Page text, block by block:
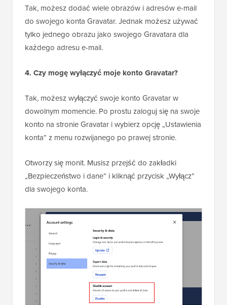
Tak, możesz dodać wiele obrazów i adresów e-mail
do swojego konta Gravatar. Jednak możesz używać
tylko jednego obrazu jako swojego Gravatara dla
każdego adresu e-mail.
4. Czy mogę wyłączyć moje konto Gravatar?
Tak, możesz wyłączyć swoje konto Gravatar w
dowolnym momencie. Po prostu zaloguj się na swoje
konto na stronie Gravatar i wybierz opcję „Ustawienia
konta” z menu rozwijanego po prawej stronie.
Otworzy się monit. Musisz przejść do zakładki
„Bezpieczeństwo i dane” i kliknąć przycisk „Wyłącz”
dla swojego konta.